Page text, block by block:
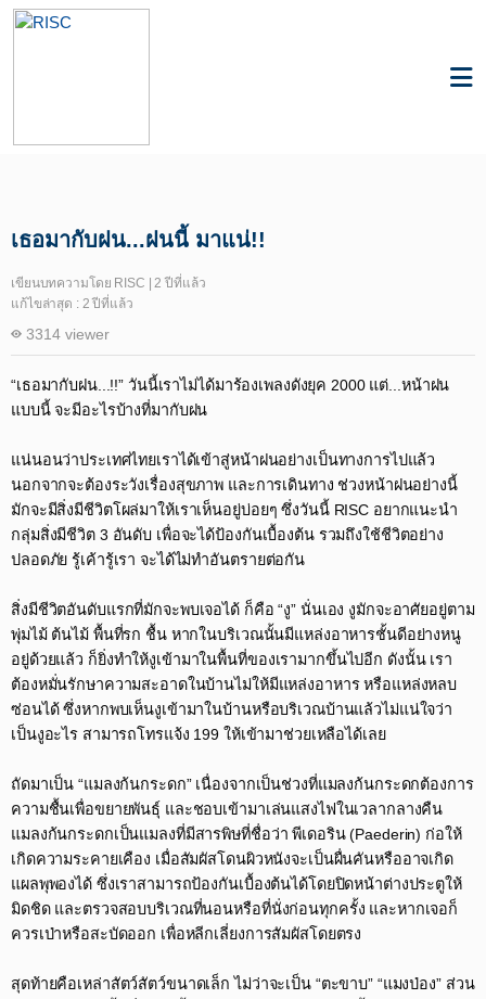
เธอมากับฝน...ฝนนี้ มาแน่!!
เขียนบทความโดย RISC | 2 ปีที่แล้ว
แก้ไขล่าสุด : 2 ปีที่แล้ว
3314 viewer
“เธอมากับฝน...!!” วันนี้เราไม่ได้มาร้องเพลงดังยุค 2000 แต่...หน้าฝน
แบบนี้ จะมีอะไรบ้างที่มากับฝน​
แน่นอนว่าประเทศไทยเราได้เข้าสู่หน้าฝนอย่างเป็นทางการไปแล้ว
นอกจากจะต้องระวังเรื่องสุขภาพ และการเดินทาง ช่วงหน้าฝนอย่างนี้
มักจะมีสิ่งมีชีวิตโผล่มาให้เราเห็นอยู่บ่อยๆ ซึ่งวันนี้ RISC อยากแนะนำ
กลุ่มสิ่งมีชีวิต 3 อันดับ เพื่อจะได้ป้องกันเบื้องต้น รวมถึงใช้ชีวิตอย่าง
ปลอดภัย รู้เค้ารู้เรา จะได้ไม่ทำอันตรายต่อกัน​
สิ่งมีชีวิตอันดับแรกที่มักจะพบเจอได้ ก็คือ “งู” นั่นเอง งูมักจะอาศัยอยู่ตาม
พุ่มไม้ ต้นไม้ พื้นที่รก ชื้น หากในบริเวณนั้นมีแหล่งอาหารชั้นดีอย่างหนู
อยู่ด้วยแล้ว ก็ยิ่งทำให้งูเข้ามาในพื้นที่ของเรามากขึ้นไปอีก ดังนั้น เรา
ต้องหมั่นรักษาความสะอาดในบ้านไม่ให้มีแหล่งอาหาร หรือแหล่งหลบ
ซ่อนได้ ซึ่งหากพบเห็นงูเข้ามาในบ้านหรือบริเวณบ้านแล้วไม่แน่ใจว่า
เป็นงูอะไร สามารถโทรแจ้ง 199 ให้เข้ามาช่วยเหลือได้เลย​
ถัดมาเป็น “แมลงก้นกระดก” เนื่องจากเป็นช่วงที่แมลงก้นกระดกต้องการ
ความชื้นเพื่อขยายพันธุ์ และชอบเข้ามาเล่นแสงไฟในเวลากลางคืน
แมลงก้นกระดกเป็นแมลงที่มีสารพิษที่ชื่อว่า พีเดอริน (Paederin) ก่อให้
เกิดความระคายเคือง เมื่อสัมผัสโดนผิวหนังจะเป็นผื่นคันหรืออาจเกิด
แผลพุพองได้ ซึ่งเราสามารถป้องกันเบื้องต้นได้โดยปิดหน้าต่างประตูให้
มิดชิด และตรวจสอบบริเวณที่นอนหรือที่นั่งก่อนทุกครั้ง และหากเจอก็
ควรเป่าหรือสะบัดออก เพื่อหลีกเลี่ยงการสัมผัสโดยตรง​
สุดท้ายคือเหล่าสัตว์สัตว์ขนาดเล็ก ไม่ว่าจะเป็น “ตะขาบ” “แมงป่อง” ส่วน